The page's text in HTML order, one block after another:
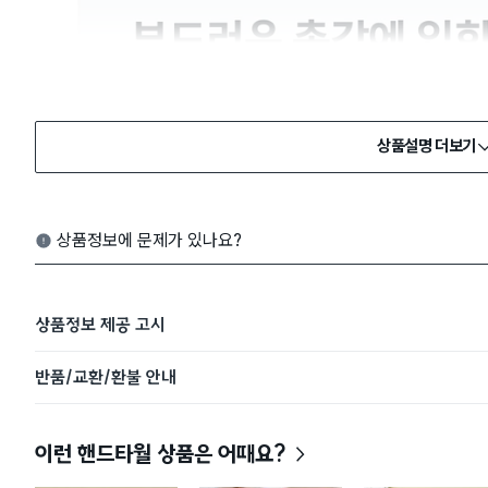
상품설명 더보기
상품정보에 문제가 있나요?
상품정보 제공 고시
반품/교환/환불 안내
이런 핸드타월 상품은 어때요?